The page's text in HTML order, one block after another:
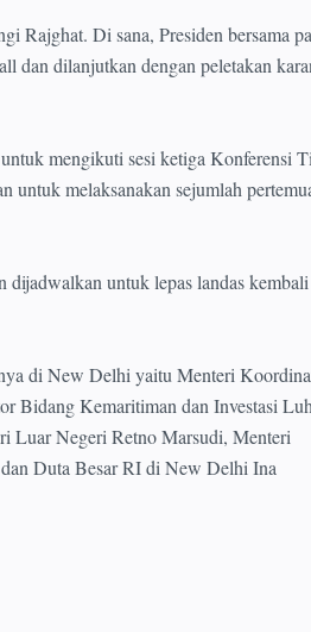
Rajghat. Di sana, Presiden bersama
dan dilanjutkan dengan peletakan
mengikuti sesi ketiga Konferensi
melaksanakan sejumlah
dijadwalkan untuk lepas landas kembali
di New Delhi yaitu Menteri
Bidang Kemaritiman dan Investasi
Luar Negeri Retno Marsudi, Menteri
Duta Besar RI di New Delhi Ina